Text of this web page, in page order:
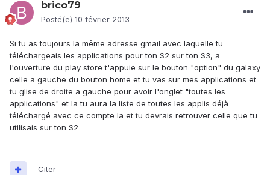
brico79
Posté(e) 10 février 2013
Si tu as toujours la même adresse gmail avec laquelle tu
téléchargeais les applications pour ton S2 sur ton S3, a
l'ouverture du play store t'appuie sur le bouton "option" du galaxy
celle a gauche du bouton home et tu vas sur mes applications et
tu glise de droite a gauche pour avoir l'onglet "toutes les
applications" et la tu aura la liste de toutes les applis déjà
téléchargé avec ce compte la et tu devrais retrouver celle que tu
utilisais sur ton S2
Citer